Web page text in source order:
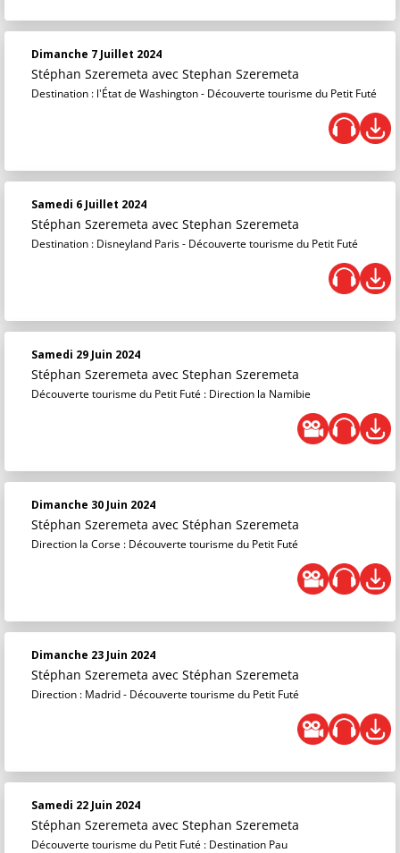
Dimanche 7 Juillet 2024
Stéphan Szeremeta avec Stephan Szeremeta
Destination : l'État de Washington - Découverte tourisme du Petit Futé
Samedi 6 Juillet 2024
Stéphan Szeremeta avec Stephan Szeremeta
Destination : Disneyland Paris - Découverte tourisme du Petit Futé
Samedi 29 Juin 2024
Stéphan Szeremeta avec Stephan Szeremeta
Découverte tourisme du Petit Futé : Direction la Namibie
Dimanche 30 Juin 2024
Stéphan Szeremeta avec Stéphan Szeremeta
Direction la Corse : Découverte tourisme du Petit Futé
Dimanche 23 Juin 2024
Stéphan Szeremeta avec Stéphan Szeremeta
Direction : Madrid - Découverte tourisme du Petit Futé
Samedi 22 Juin 2024
Stéphan Szeremeta avec Stephan Szeremeta
Découverte tourisme du Petit Futé : Destination Pau